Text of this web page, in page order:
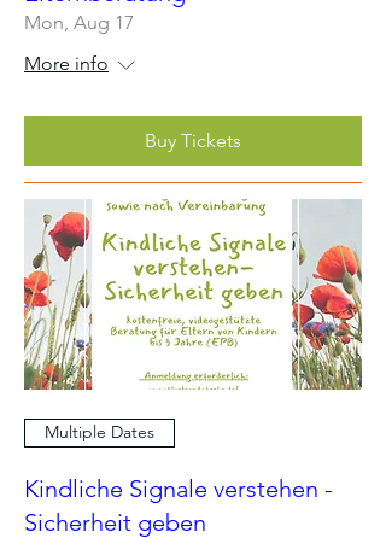
Mon, Aug 17
More info
Buy Tickets
Multiple Dates
Kindliche Signale verstehen -
Sicherheit geben